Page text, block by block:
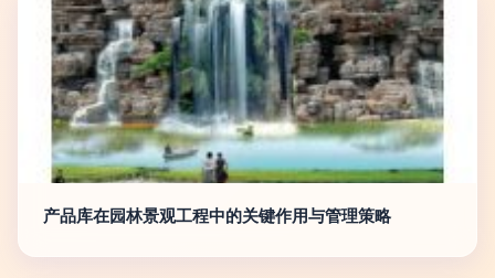
产品库在园林景观工程中的关键作用与管理策略